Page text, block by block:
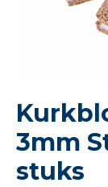
3mm
stuks